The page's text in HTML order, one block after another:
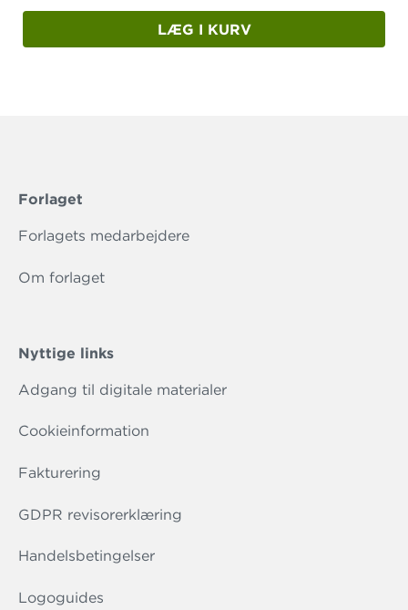
LÆG I KURV
Forlaget
Forlagets medarbejdere
Om forlaget
Nyttige links
Adgang til digitale materialer
Cookieinformation
Fakturering
GDPR revisorerklæring
Handelsbetingelser
Logoguides